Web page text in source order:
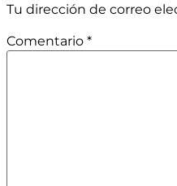
Tu dirección de correo
Comentario *